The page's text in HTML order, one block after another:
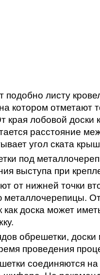
подобно листу
котором отметают
края лобовой
расстояние
угол ската
под
выступа при
от нижней точки
как доска может
обрешетки,
проведения
соединяются